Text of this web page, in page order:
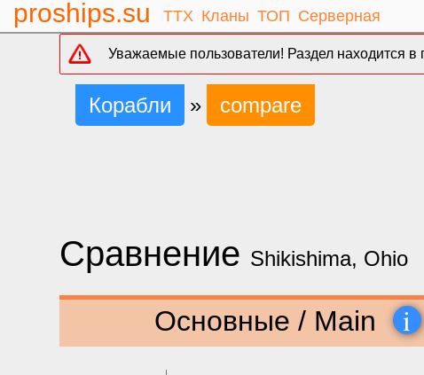
proships.su ТТХ Кланы ТОП Серверная
Уважаемые пользователи! Раздел находится в
Корабли » compare
Сравнение Shikishima, Ohio
Основные / Main i